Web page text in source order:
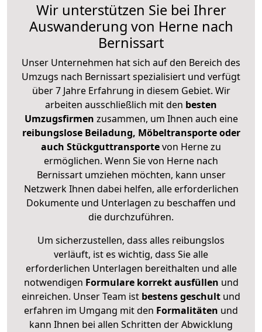
Wir unterstützen Sie bei Ihrer
Auswanderung von Herne nach
Bernissart
Unser Unternehmen hat sich auf den Bereich des
Umzugs nach Bernissart spezialisiert und verfügt
über 7 Jahre Erfahrung in diesem Gebiet. Wir
arbeiten ausschließlich mit den besten
Umzugsfirmen zusammen, um Ihnen auch eine
reibungslose Beiladung, Möbeltransporte oder
auch Stückguttransportevon Herne zu
ermöglichen. Wenn Sie von Herne nach
Bernissart umziehen möchten, kann unser
Netzwerk Ihnen dabei helfen, alle erforderlichen
Dokumente und Unterlagen zu beschaffen und
die durchzuführen.
Um sicherzustellen, dass alles reibungslos
verläuft, ist es wichtig, dass Sie alle
erforderlichen Unterlagen bereithalten und alle
notwendigen Formulare korrekt ausfüllen und
einreichen. Unser Team ist bestens geschult und
erfahren im Umgang mit den Formalitäten und
kann Ihnen bei allen Schritten der Abwicklung